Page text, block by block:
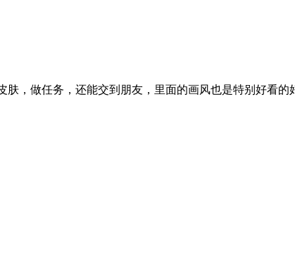
，做任务，还能交到朋友，里面的画风也是特别好看的